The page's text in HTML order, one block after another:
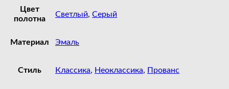
Цвет
полотна
Светлый, Серый
Материал Эмаль
Стиль Классика, Неоклассика, Прованс